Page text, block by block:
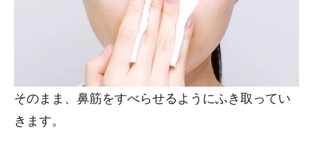
そのまま、鼻筋をすべらせるようにふき取ってい
きます。